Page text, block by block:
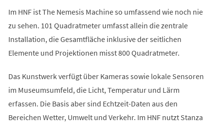
Im HNF ist The Nemesis Machine so umfassend wie noch nie
zu sehen. 101 Quadratmeter umfasst allein die zentrale
Installation, die Gesamtfläche inklusive der seitlichen
Elemente und Projektionen misst 800 Quadratmeter.
Das Kunstwerk verfügt über Kameras sowie lokale Sensoren
im Museumsumfeld, die Licht, Temperatur und Lärm
erfassen. Die Basis aber sind Echtzeit-Daten aus den
Bereichen Wetter, Umwelt und Verkehr. Im HNF nutzt Stanza